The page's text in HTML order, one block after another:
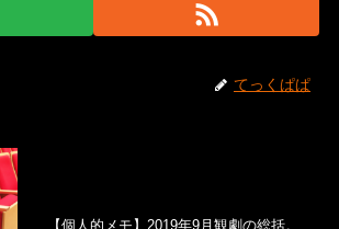
てっくぱぱ
【個人的メモ】2019年9月観劇の総括。